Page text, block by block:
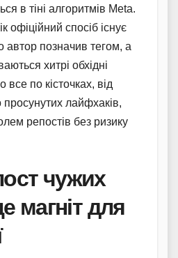
в тіні алгоритмів Meta.
офіційний спосіб існує
автор позначив тегом, а
хитрі обхідні
по кісточках, від
просунутих лайфхаків,
репостів без ризику
чужих
магніт для